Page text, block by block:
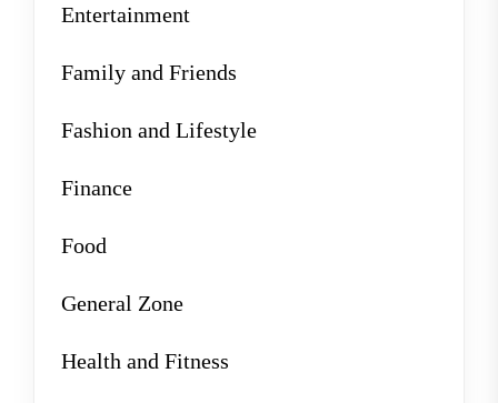
Entertainment
Family and Friends
Fashion and Lifestyle
Finance
Food
General Zone
Health and Fitness